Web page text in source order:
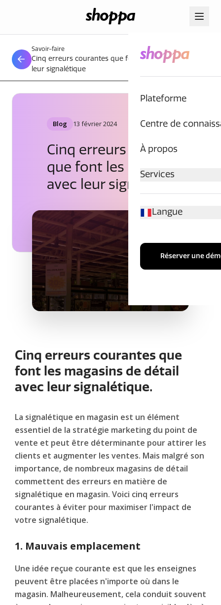
Plateforme
Centre de
À propos
Services
Langue
Réserver une
Savoir-faire
Cinq erreurs courantes que font les magasins avec
leur signalétique
Blog 13 février 2024
Cinq erreurs courantes
que font les magasins
avec leur signalétique
Cinq erreurs courantes que
font les magasins de détail
avec leur signalétique.
La signalétique en magasin est un élément
essentiel de la stratégie marketing du point de
vente et peut être déterminante pour attirer les
clients et augmenter les ventes. Mais malgré son
importance, de nombreux magasins de détail
commettent des erreurs en matière de
signalétique en magasin. Voici cinq erreurs
courantes à éviter pour maximiser l'impact de
votre signalétique.
1. Mauvais emplacement
Une idée reçue courante est que les enseignes
peuvent être placées n'importe où dans le
magasin. Malheureusement, cela conduit souvent